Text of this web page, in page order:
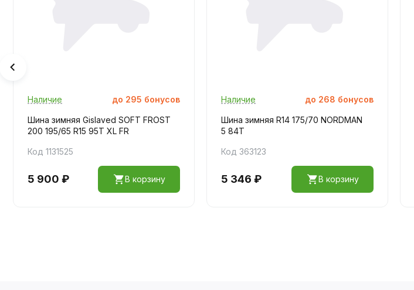
Наличие до 295 бонусов
Шина зимняя Gislaved SOFT FROST
200 195/65 R15 95T XL FR
Код 1131525
5 900 ₽ В корзину
Наличие до 268 бонусов
Шина зимняя R14 175/70 NORDMAN
5 84T
Код 363123
5 346 ₽ В корзину